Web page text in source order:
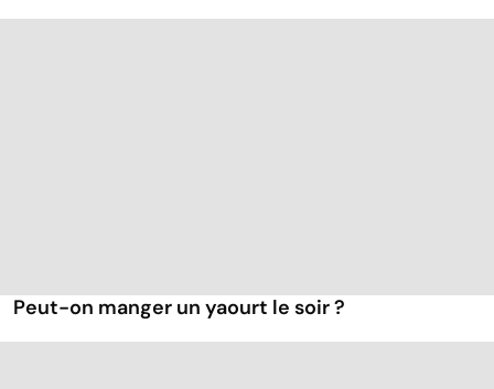
Peut-on manger un yaourt le soir ?